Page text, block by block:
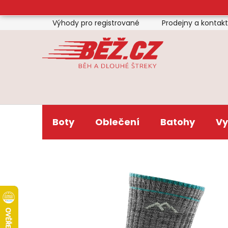
na
obsah
Výhody pro registrované Prodejny a
Boty Oblečení Batohy